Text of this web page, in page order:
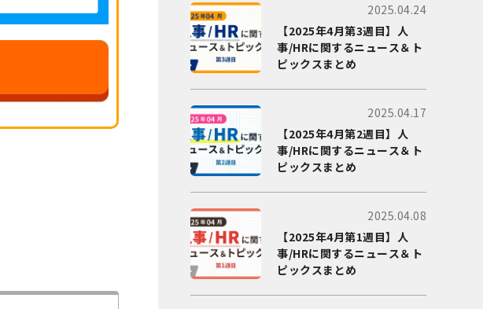
2025.04.24
【2025年4月第3週目】人
事/HRに関するニュース＆ト
ピックスまとめ
2025.04.17
【2025年4月第2週目】人
事/HRに関するニュース＆ト
ピックスまとめ
2025.04.08
【2025年4月第1週目】人
事/HRに関するニュース＆ト
ピックスまとめ